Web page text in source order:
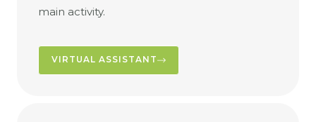
main activity.
VIRTUAL ASSISTANT